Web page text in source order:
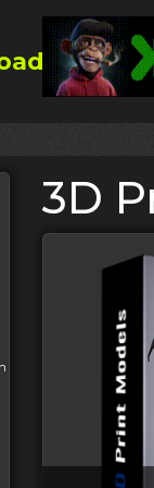
3D